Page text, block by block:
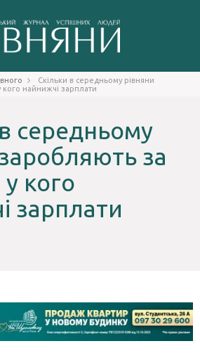
Скільки в середньому рівняни
кого найнижчі зарплати
середньому
за
у кого
зарплати